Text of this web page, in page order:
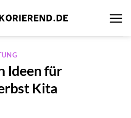
Ideen für
Kita